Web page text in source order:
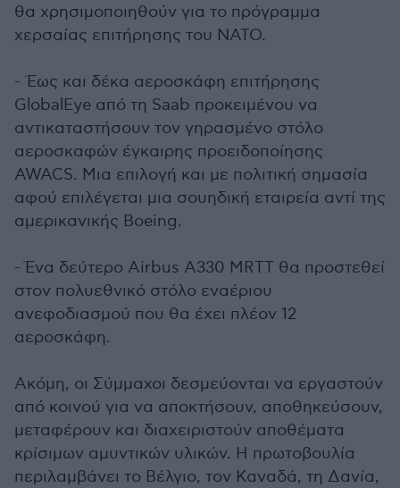
θα χρησιμοποιηθούν για το πρόγραμμα
χερσαίας επιτήρησης του ΝΑΤΟ.
- Έως και δέκα αεροσκάφη επιτήρησης
GlobalEye από τη Saab προκειμένου να
αντικαταστήσουν τον γηρασμένο στόλο
αεροσκαφών έγκαιρης προειδοποίησης
AWACS. Μια επιλογή και με πολιτική σημασία
αφού επιλέγεται μια σουηδική εταιρεία αντί της
αμερικανικής Boeing.
- Ένα δεύτερο Airbus A330 MRTT θα προστεθεί
στον πολυεθνικό στόλο εναέριου
ανεφοδιασμού που θα έχει πλέον 12
αεροσκάφη.
Ακόμη, οι Σύμμαχοι δεσμεύονται να εργαστούν
από κοινού για να αποκτήσουν, αποθηκεύσουν,
μεταφέρουν και διαχειριστούν αποθέματα
κρίσιμων αμυντικών υλικών. Η πρωτοβουλία
περιλαμβάνει το Βέλγιο, τον Καναδά, τη Δανία,